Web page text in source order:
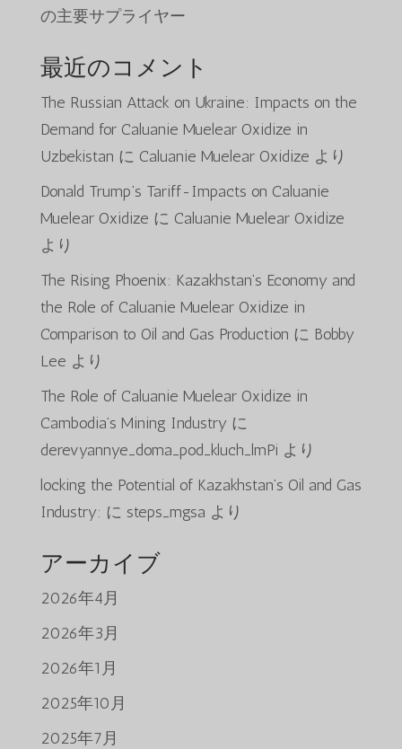
の主要サプライヤー
最近のコメント
The Russian Attack on Ukraine: Impacts on the
Demand for Caluanie Muelear Oxidize in
Uzbekistan に Caluanie Muelear Oxidize より
Donald Trump’s Tariff-Impacts on Caluanie
Muelear Oxidize に Caluanie Muelear Oxidize
より
The Rising Phoenix: Kazakhstan’s Economy and
the Role of Caluanie Muelear Oxidize in
Comparison to Oil and Gas Production に Bobby
Lee より
The Role of Caluanie Muelear Oxidize in
Cambodia’s Mining Industryに
derevyannye_doma_pod_kluch_lmPi より
locking the Potential of Kazakhstan’s Oil and Gas
Industry: に steps_mgsa より
アーカイブ
2026年4月
2026年3月
2026年1月
2025年10月
2025年7月